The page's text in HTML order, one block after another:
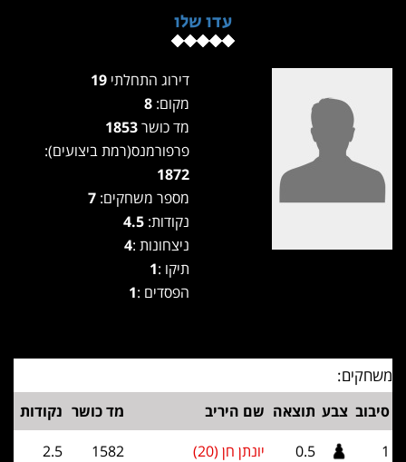
עדו שלו
דירוג התחלתי
מקום:
מד כושר
פרפורמנס(רמת ביצועים):
1872
מספר משחקים:
נקודות: 4.5
ניצחונות :4
תיקו :1
הפסדים :1
משחקים:
סיבוב צבע תוצאה שם היריב מד כושר נקודות
1
0.5 יונתן חן (20) 1582
2.5